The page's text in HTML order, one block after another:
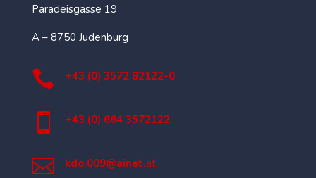
Paradeisgasse 19
A – 8750 Judenburg
 +43 (0) 3572 82122-0
 +43 (0) 664 3572122
 kdo.009@ainet.at